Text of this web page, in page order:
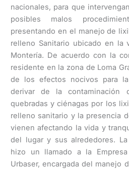
nacionales, para que
posibles malos
presentando en el manejo de
relleno Sanitario ubicado en la
Montería. De acuerdo con la
residente en la zona de Loma
de los efectos nocivos para
derivar de la contaminación
quebradas y ciénagas por los
relleno sanitario y la presencia
vienen afectando la vida y
del lugar y sus alrededores. La
hizo un llamado a la
Urbaser, encargada del manejo